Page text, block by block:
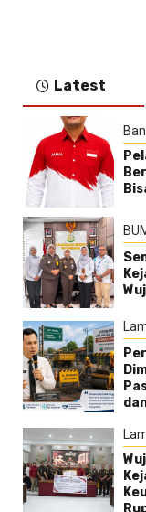
Latest